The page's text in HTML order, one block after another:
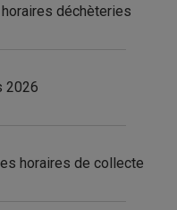
déchèteries
2026
horaires de collecte